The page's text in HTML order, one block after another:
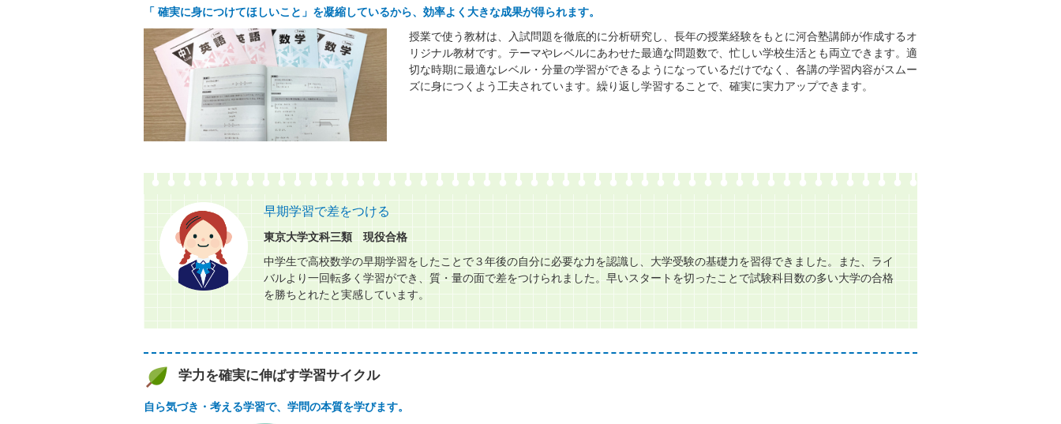
「 確実に身につけてほしいこと」を凝縮しているから、効率よく大きな成果が得られます。
授業で使う教材は、入試問題を徹底的に分析研究し、長年の授業経験をもとに河合塾講師が作成するオ
リジナル教材です。テーマやレベルにあわせた最適な問題数で、忙しい学校生活とも両立できます。適
切な時期に最適なレベル・分量の学習ができるようになっているだけでなく、各講の学習内容がスムー
ズに身につくよう工夫されています。繰り返し学習することで、確実に実力アップできます。
早期学習で差をつける
東京大学文科三類 現役合格
中学生で高校数学の早期学習をしたことで３年後の自分に必要な力を認識し、大学受験の基礎力を習得できました。また、ライ
バルより一回転多く学習ができ、質・量の面で差をつけられました。早いスタートを切ったことで試験科目数の多い大学の合格
を勝ちとれたと実感しています。
学力を確実に伸ばす学習サイクル
自ら気づき・考える学習で、学問の本質を学びます。